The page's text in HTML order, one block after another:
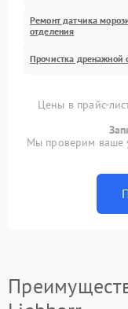
Ремонт датчика
отделения
Прочистка дренажной
Цены в прайс-
Мы проверим ваше